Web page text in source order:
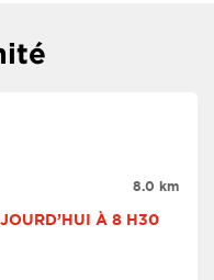
À 8 H30
8.0 km